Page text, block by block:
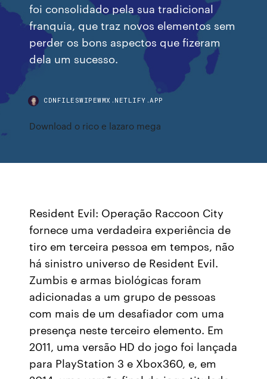
foi consolidado pela sua tradicional
franquia, que traz novos elementos sem
perder os bons aspectos que fizeram
dela um sucesso.
CDNFILESWIPEWMX.NETLIFY.APP
Download o rico e lazaro mega
Resident Evil: Operação Raccoon City
fornece uma verdadeira experiência de
tiro em terceira pessoa em tempos, não
há sinistro universo de Resident Evil.
Zumbis e armas biológicas foram
adicionadas a um grupo de pessoas
com mais de um desafiador com uma
presença neste terceiro elemento. Em
2011, uma versão HD do jogo foi lançada
para PlayStation 3 e Xbox360, e, em